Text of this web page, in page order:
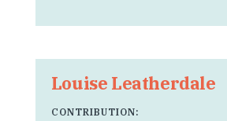
Louise Leatherdale
CONTRIBUTION: